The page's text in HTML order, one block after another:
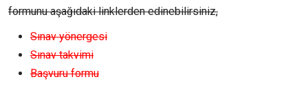
formunu aşağıdaki linklerden edinebilirsiniz,
Sınav yönergesi
Sınav takvimi
Başvuru formu